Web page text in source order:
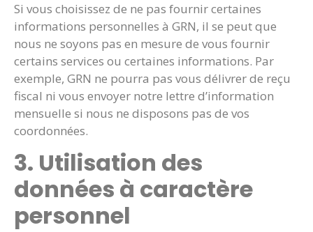
Si vous choisissez de ne pas fournir certaines
informations personnelles à GRN, il se peut que
nous ne soyons pas en mesure de vous fournir
certains services ou certaines informations. Par
exemple, GRN ne pourra pas vous délivrer de reçu
fiscal ni vous envoyer notre lettre d’information
mensuelle si nous ne disposons pas de vos
coordonnées.
3. Utilisation des
données à caractère
personnel